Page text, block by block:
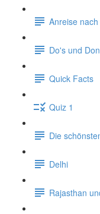
Anreise
Do's und
Quick Facts
Quiz 1
Die
Delhi
Rajasthan